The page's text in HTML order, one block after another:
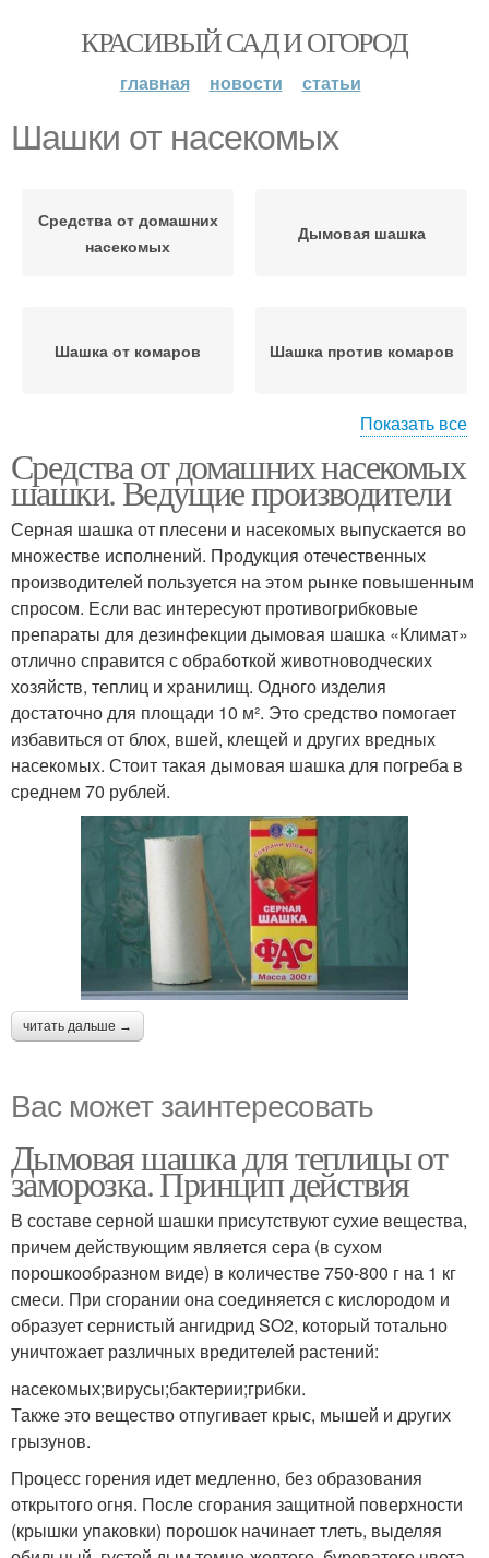
КРАСИВЫЙ САД И ОГОРОД
главная новости статьи
Шашки от насекомых
Средства от домашних
насекомых
Дымовая шашка
Шашка от комаров Шашка против комаров
Самодельные шашки Дымовые шашки
Шашки от комаров
Показать все
Средства от домашних насекомых
шашки. Ведущие производители
Серная шашка от плесени и насекомых выпускается во
множестве исполнений. Продукция отечественных
производителей пользуется на этом рынке повышенным
спросом. Если вас интересуют противогрибковые
препараты для дезинфекции дымовая шашка «Климат»
отлично справится с обработкой животноводческих
хозяйств, теплиц и хранилищ. Одного изделия
достаточно для площади 10 м². Это средство помогает
избавиться от блох, вшей, клещей и других вредных
насекомых. Стоит такая дымовая шашка для погреба в
среднем 70 рублей.
читать дальше →
Вас может заинтересовать
Дымовая шашка для теплицы от
заморозка. Принцип действия
В составе серной шашки присутствуют сухие вещества,
причем действующим является сера (в сухом
порошкообразном виде) в количестве 750-800 г на 1 кг
смеси. При сгорании она соединяется с кислородом и
образует сернистый ангидрид SO2, который тотально
уничтожает различных вредителей растений:
насекомых;вирусы;бактерии;грибки.
Также это вещество отпугивает крыс, мышей и других
грызунов.
Процесс горения идет медленно, без образования
открытого огня. После сгорания защитной поверхности
(крышки упаковки) порошок начинает тлеть, выделяя